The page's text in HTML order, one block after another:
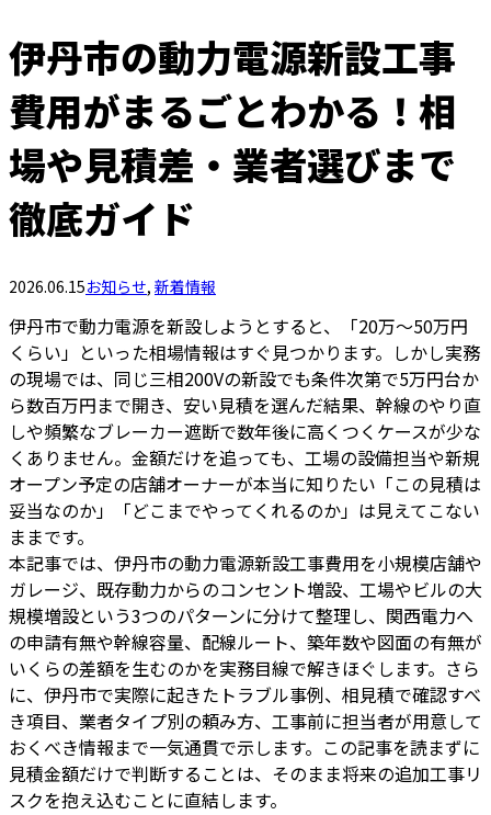
伊丹市の動力電源新設工事
費用がまるごとわかる！相
場や見積差・業者選びまで
徹底ガイド
2026.06.15お知らせ, 新着情報
伊丹市で動力電源を新設しようとすると、「20万〜50万円
くらい」といった相場情報はすぐ見つかります。しかし実務
の現場では、同じ三相200Vの新設でも条件次第で5万円台か
ら数百万円まで開き、安い見積を選んだ結果、幹線のやり直
しや頻繁なブレーカー遮断で数年後に高くつくケースが少な
くありません。金額だけを追っても、工場の設備担当や新規
オープン予定の店舗オーナーが本当に知りたい「この見積は
妥当なのか」「どこまでやってくれるのか」は見えてこない
ままです。
本記事では、伊丹市の動力電源新設工事費用を小規模店舗や
ガレージ、既存動力からのコンセント増設、工場やビルの大
規模増設という3つのパターンに分けて整理し、関西電力へ
の申請有無や幹線容量、配線ルート、築年数や図面の有無が
いくらの差額を生むのかを実務目線で解きほぐします。さら
に、伊丹市で実際に起きたトラブル事例、相見積で確認すべ
き項目、業者タイプ別の頼み方、工事前に担当者が用意して
おくべき情報まで一気通貫で示します。この記事を読まずに
見積金額だけで判断することは、そのまま将来の追加工事リ
スクを抱え込むことに直結します。